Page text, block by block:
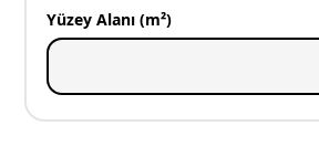
Yüzey Alanı (m²)